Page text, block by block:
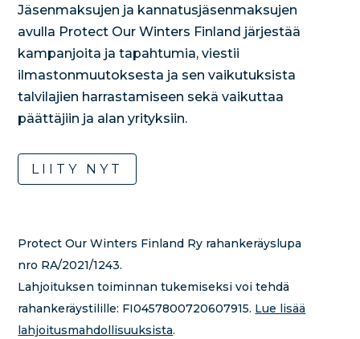
Jäsenmaksujen ja kannatusjäsenmaksujen
avulla Protect Our Winters Finland järjestää
kampanjoita ja tapahtumia, viestii
ilmastonmuutoksesta ja sen vaikutuksista
talvilajien harrastamiseen sekä vaikuttaa
päättäjiin ja alan yrityksiin.
LIITY NYT
Protect Our Winters Finland Ry rahankeräyslupa
nro RA/2021/1243.
Lahjoituksen toiminnan tukemiseksi voi tehdä
rahankeräystilille: FI0457800720607915. Lue lisää
lahjoitusmahdollisuuksista.